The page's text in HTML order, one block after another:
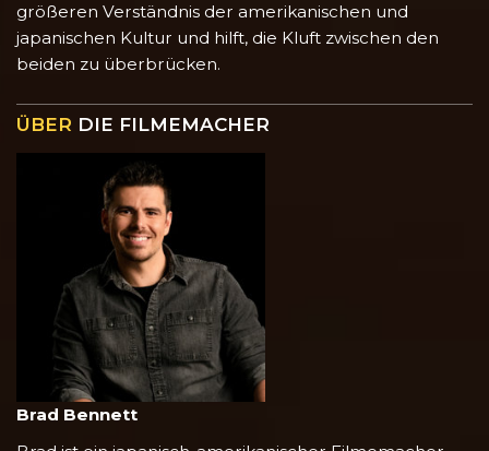
größeren Verständnis der amerikanischen und
japanischen Kultur und hilft, die Kluft zwischen den
beiden zu überbrücken.
ÜBER DIE FILMEMACHER
Brad Bennett